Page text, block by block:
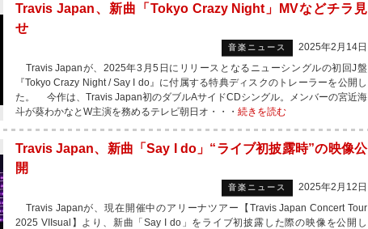
Travis Japan、新曲「Tokyo Crazy Night」MVなどチラ見
せ
音楽ニュース
2025年2月14日
Travis Japanが、2025年3月5日にリリースとなるニューシングルの初回J盤
『Tokyo Crazy Night / Say I do』に付属する特典ディスクのトレーラーを公開し
た。 今作は、Travis Japan初のダブルAサイドCDシングル。メンバーの宮近海
斗が葵わかなとW主演を務めるテレビ朝日オ・・・ 続きを読む
Travis Japan、新曲「Say I do」“ライブ初披露時”の映像公
開
音楽ニュース
2025年2月12日
Travis Japanが、現在開催中のアリーナツアー【Travis Japan Concert Tour
2025 VIIsual】より、新曲「Say I do」をライブ初披露した際の映像を公開し